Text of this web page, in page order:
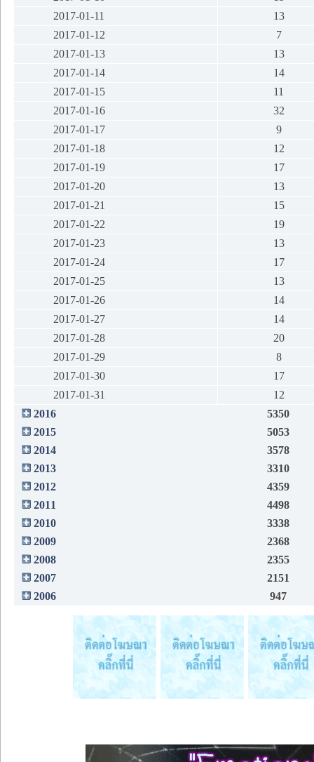
2017-01-11
13
2017-01-12
7
2017-01-13
13
2017-01-14
14
2017-01-15
11
2017-01-16
32
2017-01-17
9
2017-01-18
12
2017-01-19
17
2017-01-20
13
2017-01-21
15
2017-01-22
19
2017-01-23
13
2017-01-24
17
2017-01-25
13
2017-01-26
14
2017-01-27
14
2017-01-28
20
2017-01-29
8
2017-01-30
17
2017-01-31
12
2016
5350
2015
5053
2014
3578
2013
3310
2012
4359
2011
4498
2010
3338
2009
2368
2008
2355
2007
2151
2006
947